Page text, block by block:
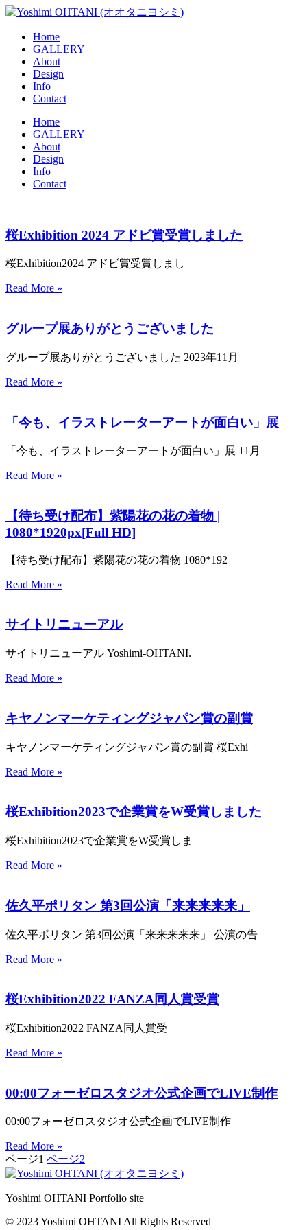
コ
Home
GALLERY
About
Design
Info
Contact
Home
GALLERY
About
Design
Info
Contact
桜Exhibition 2024 アドビ賞受賞しました
桜Exhibition2024 アドビ賞受賞しまし
Read More »
グループ展ありがとうございました
グループ展ありがとうございました 2023年11月
Read More »
「今も、イラストレーターアートが面白い」展
「今も、イラストレーターアートが面白い」展 11月
Read More »
【待ち受け配布】紫陽花の花の着物 |
1080*1920px[Full HD]
【待ち受け配布】紫陽花の花の着物 1080*192
Read More »
サイトリニューアル
サイトリニューアル Yoshimi-OHTANI.
Read More »
キヤノンマーケティングジャパン賞の副賞
キヤノンマーケティングジャパン賞の副賞 桜Exhi
Read More »
桜Exhibition2023で企業賞をW受賞しました
桜Exhibition2023で企業賞をW受賞しま
Read More »
佐久平ポリタン 第3回公演「来来来来来」
佐久平ポリタン 第3回公演「来来来来来」 公演の告
Read More »
桜Exhibition2022 FANZA同人賞受賞
桜Exhibition2022 FANZA同人賞受
Read More »
00:00フォーゼロスタジオ公式企画でLIVE制作
00:00フォーゼロスタジオ公式企画でLIVE制作
Read More »
ページ1 ページ2
Yoshimi OHTANI Portfolio site
© 2023 Yoshimi OHTANI All Rights Reserved